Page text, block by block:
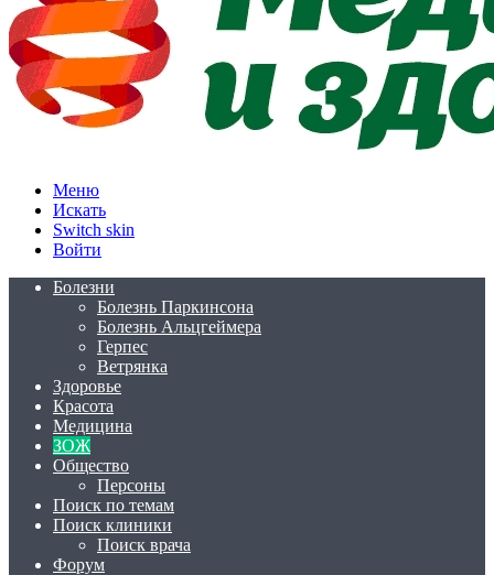
Меню
Искать
Switch skin
Войти
Болезни
Болезнь Паркинсона
Болезнь Альцгеймера
Герпес
Ветрянка
Здоровье
Красота
Медицина
ЗОЖ
Общество
Персоны
Поиск по темам
Поиск клиники
Поиск врача
Форум